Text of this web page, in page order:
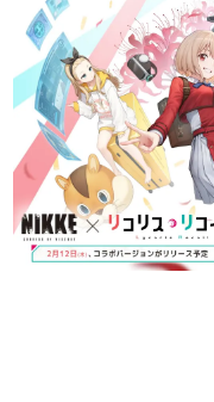
日本のモバ
ルを網羅す
解説を掲載
若ゲのい
『うつヌケ
一先生によ
なんでゲ
ゲーム開発
具体的な形
です。